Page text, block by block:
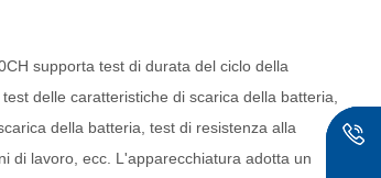
supporta test di durata del ciclo della
delle caratteristiche di scarica della batteria,
della batteria, test di resistenza alla
di lavoro, ecc. L'apparecchiatura adotta un